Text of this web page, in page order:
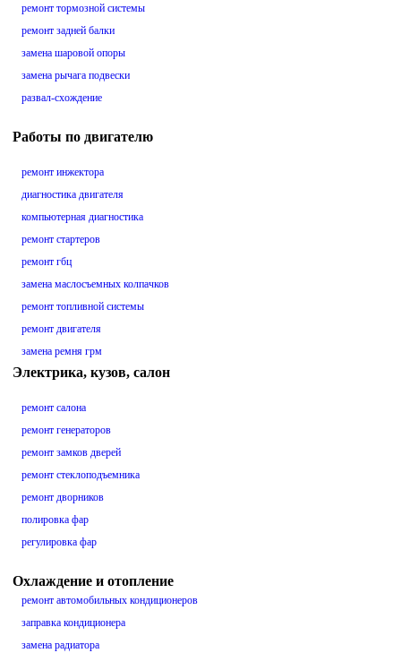
ремонт тормозной системы
ремонт задней балки
замена шаровой опоры
замена рычага подвески
развал-схождение
Работы по двигателю
ремонт инжектора
диагностика двигателя
компьютерная диагностика
ремонт стартеров
ремонт гбц
замена маслосъемных колпачков
ремонт топливной системы
ремонт двигателя
замена ремня грм
Электрика, кузов, салон
ремонт салона
ремонт генераторов
ремонт замков дверей
ремонт стеклоподъемника
ремонт дворников
полировка фар
регулировка фар
Охлаждение и отопление
ремонт автомобильных кондиционеров
заправка кондиционера
замена радиатора